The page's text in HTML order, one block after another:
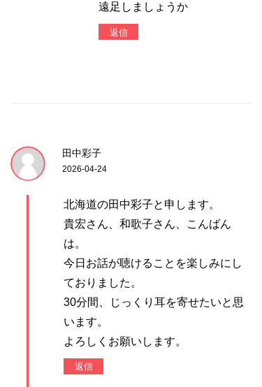
遠足しましょうか
返信
田中彩子
2026-04-24
北海道の田中彩子と申します。
貴宏さん、和歌子さん、こんばん
は。
今日お話が聴けることを楽しみにし
ておりました。
30分間、じっくり耳を寄せたいと思
います。
よろしくお願いします。
返信